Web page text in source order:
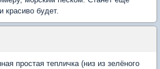
красиво будет.
простая тепличка (низ из зелёного